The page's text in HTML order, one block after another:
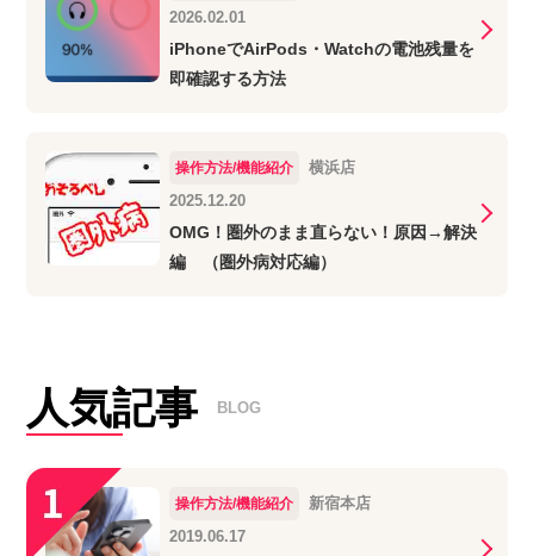
2026.02.01
iPhoneでAirPods・Watchの電池残量を
即確認する方法
操作方法/機能紹介
横浜店
2025.12.20
OMG！圏外のまま直らない！原因→解決
編 （圏外病対応編）
人気記事 BLOG
操作方法/機能紹介
新宿本店
2019.06.17